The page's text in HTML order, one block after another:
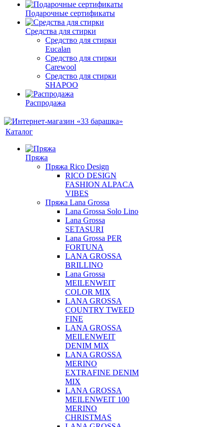
Подарочные сертификаты
Средства для стирки
Средство для стирки
Eucalan
Средство для стирки
Carewool
Средство для стирки
SHAPOO
Распродажа
Каталог
Пряжа
Пряжа Rico Design
RICO DESIGN
FASHION ALPACA
VIBES
Пряжа Lana Grossa
Lana Grossa Solo Lino
Lana Grossa
SETASURI
Lana Grossa PER
FORTUNA
LANA GROSSA
BRILLINO
Lana Grossa
MEILENWEIT
COLOR MIX
LANA GROSSA
COUNTRY TWEED
FINE
LANA GROSSA
MEILENWEIT
DENIM MIX
LANA GROSSA
MERINO
EXTRAFINE DENIM
MIX
LANA GROSSA
MEILENWEIT 100
MERINO
CHRISTMAS